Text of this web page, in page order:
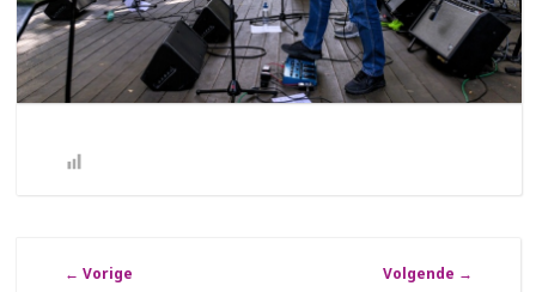
← Vorige Volgende →